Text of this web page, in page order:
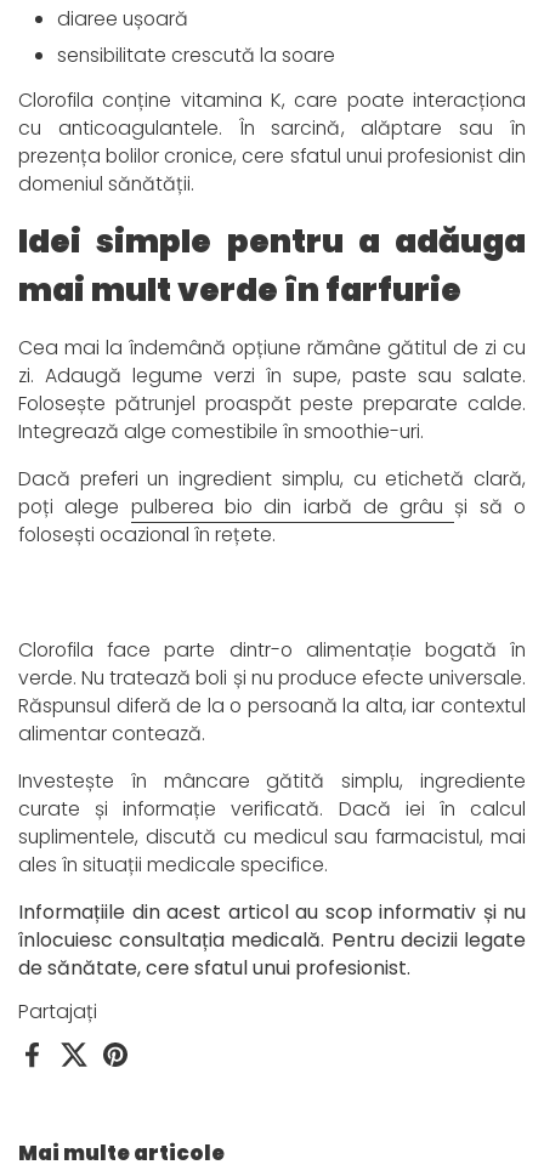
Partajați
Facebook
X (Twitter)
Pinterest
diaree ușoară
sensibilitate crescută la soare
Clorofila conține vitamina K, care poate interacționa
cu anticoagulantele. În sarcină, alăptare sau în
prezența bolilor cronice, cere sfatul unui profesionist din
domeniul sănătății.
Idei simple pentru a adăuga
mai mult verde în farfurie
Cea mai la îndemână opțiune rămâne gătitul de zi cu
zi. Adaugă legume verzi în supe, paste sau salate.
Folosește pătrunjel proaspăt peste preparate calde.
Integrează alge comestibile în smoothie-uri.
Dacă preferi un ingredient simplu, cu etichetă clară,
poți alege pulberea bio din iarbă de grâu și să o
folosești ocazional în rețete.
Clorofila face parte dintr-o alimentație bogată în
verde. Nu tratează boli și nu produce efecte universale.
Răspunsul diferă de la o persoană la alta, iar contextul
alimentar contează.
Investește în mâncare gătită simplu, ingrediente
curate și informație verificată. Dacă iei în calcul
suplimentele, discută cu medicul sau farmacistul, mai
ales în situații medicale specifice.
Informațiile din acest articol au scop informativ și nu
înlocuiesc consultația medicală. Pentru decizii legate
de sănătate, cere sfatul unui profesionist.
Mai multe articole